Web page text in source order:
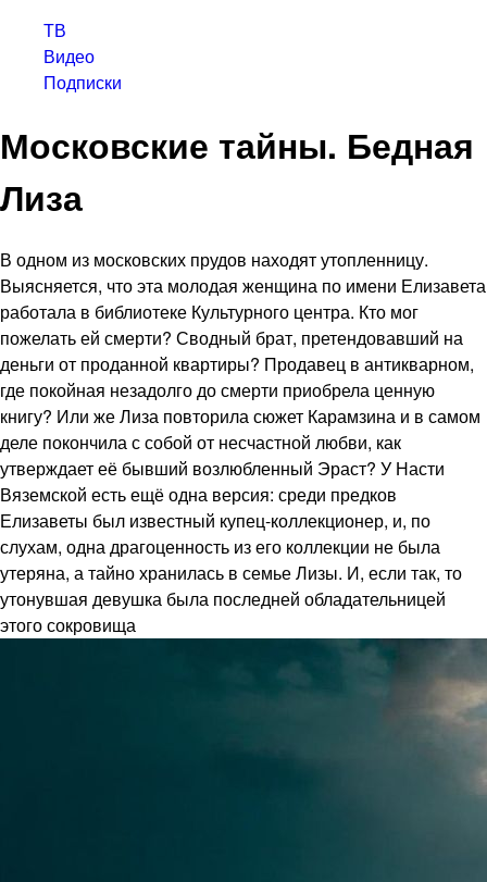
ТВ
Видео
Подписки
Московские тайны. Бедная
Лиза
В одном из московских прудов находят утопленницу.
Выясняется, что эта молодая женщина по имени Елизавета
работала в библиотеке Культурного центра. Кто мог
пожелать ей смерти? Сводный брат, претендовавший на
деньги от проданной квартиры? Продавец в антикварном,
где покойная незадолго до смерти приобрела ценную
книгу? Или же Лиза повторила сюжет Карамзина и в самом
деле покончила с собой от несчастной любви, как
утверждает её бывший возлюбленный Эраст? У Насти
Вяземской есть ещё одна версия: среди предков
Елизаветы был известный купец-коллекционер, и, по
слухам, одна драгоценность из его коллекции не была
утеряна, а тайно хранилась в семье Лизы. И, если так, то
утонувшая девушка была последней обладательницей
этого сокровища